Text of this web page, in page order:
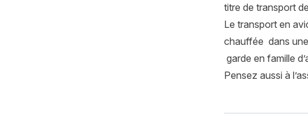
titre de transport
Le transport en
chauffée dans
garde en famille
Pensez aussi à